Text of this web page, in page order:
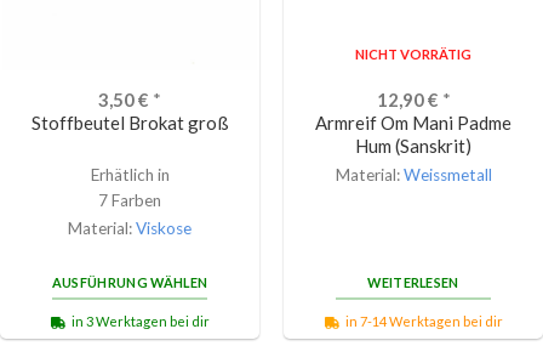
3,50€ *
Stoffbeutel Brokat groß
Erhätlich in
7 Farben
Material:Viskose
AUSFÜHRUNG WÄHLEN
in 3 Werktagen bei dir
NICHT VORRÄTIG
12,90€ *
Armreif Om Mani Padme
Hum (Sanskrit)
Material:Weissmetall
WEITERLESEN
in 7-14 Werktagen bei dir